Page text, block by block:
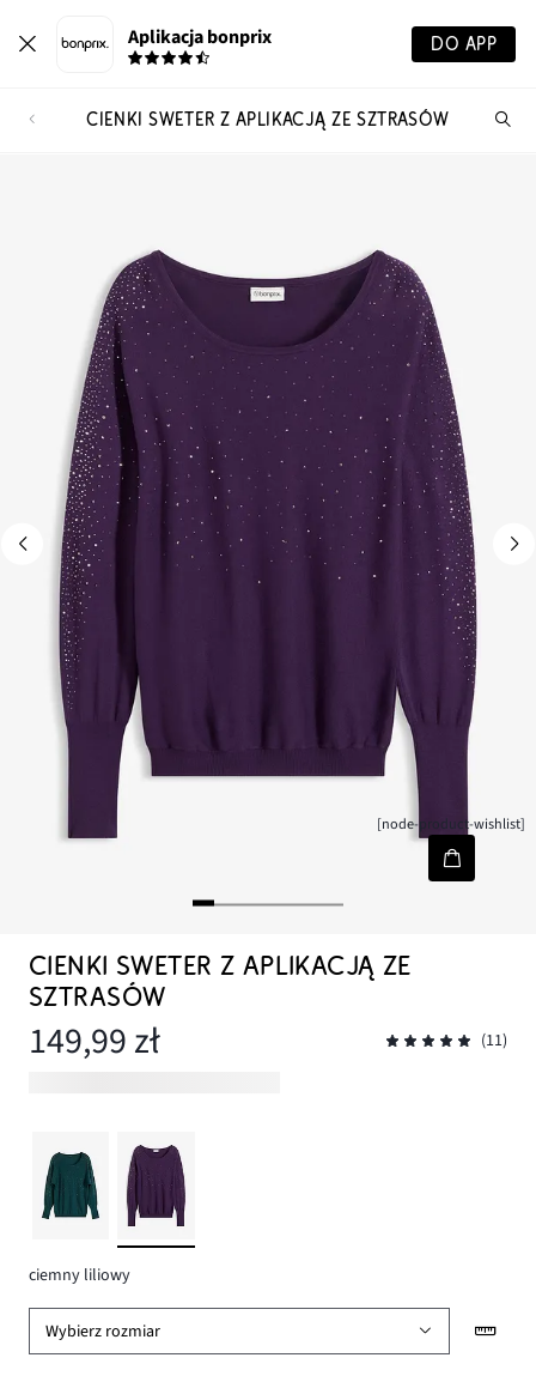
Aplikacja bonprix DO APP
CIENKI SWETER Z APLIKACJĄ ZE SZTRASÓW
[node-product-wishlist]
CIENKI SWETER Z APLIKACJĄ ZE
SZTRASÓW
149,99 zł (11)
ciemny liliowy
Wybierz rozmiar